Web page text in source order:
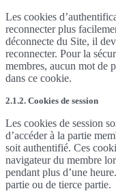
Les cookies
reconnecter plus
déconnecte du Site, il
reconnecter. Pour la
membres, aucun mot de
dans ce cookie.
2.1.2. Cookies de session
Les cookies de session
d’accéder à la partie
soit authentifié. Ces
navigateur du membre
pendant plus d’une
partie ou de tierce partie.